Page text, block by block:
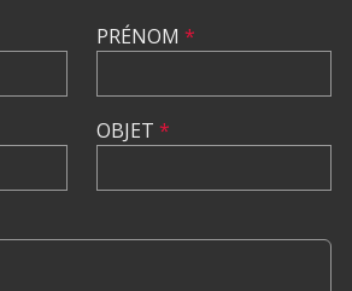
PRÉNOM *
OBJET *